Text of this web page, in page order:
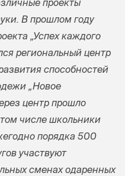
проекты
В прошлом году
„Успех каждого
региональный центр
способностей
„Новое
центр прошло
числе школьники
порядка 500
участвуют
сменах одаренных